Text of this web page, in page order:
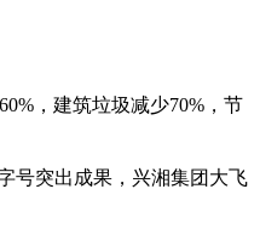
，建筑垃圾减少70%，节
号突出成果，兴湘集团大飞